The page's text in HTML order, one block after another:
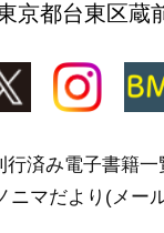
京都台東区蔵
行済み電子書籍一
ニマだより(メー